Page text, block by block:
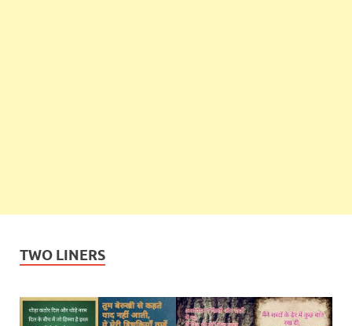
TWO LINERS